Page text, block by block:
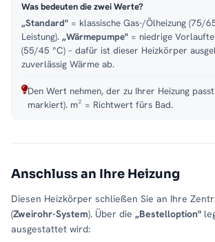
Was bedeuten die zwei Werte?
„Standard" = klassische Gas-/Ölheizung (75/
Leistung). „Wärmepumpe" = niedrige
(55/45 °C) – dafür ist dieser Heizkörper
zuverlässig Wärme ab.
Den Wert nehmen, der zu Ihrer Heizung
markiert). m² = Richtwert fürs Bad.
Anschluss an Ihre Heizung
Diesen Heizkörper schließen Sie an Ihre
(Zweirohr-System). Über die „Bestelloption"
ausgestattet wird: